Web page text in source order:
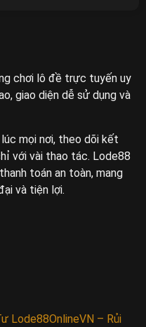
chơi lô đề trực tuyến uy
giao diện dễ sử dụng và
mọi nơi, theo dõi kết
với vài thao tác. Lode88
toán an toàn, mang
và tiện lợi.
Lode88OnlineVN – Rủi